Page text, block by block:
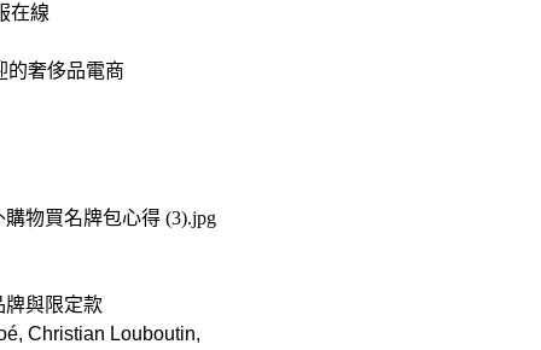
在線
的奢侈品電商
牌與限定款
Christian Louboutin,